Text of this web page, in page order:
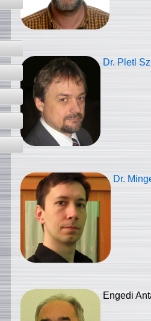
Dr. Pletl
Dr.
Engedi